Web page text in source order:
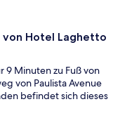
von Hotel Laghetto
9 Minuten zu Fuß von
von Paulista Avenue
befindet sich dieses